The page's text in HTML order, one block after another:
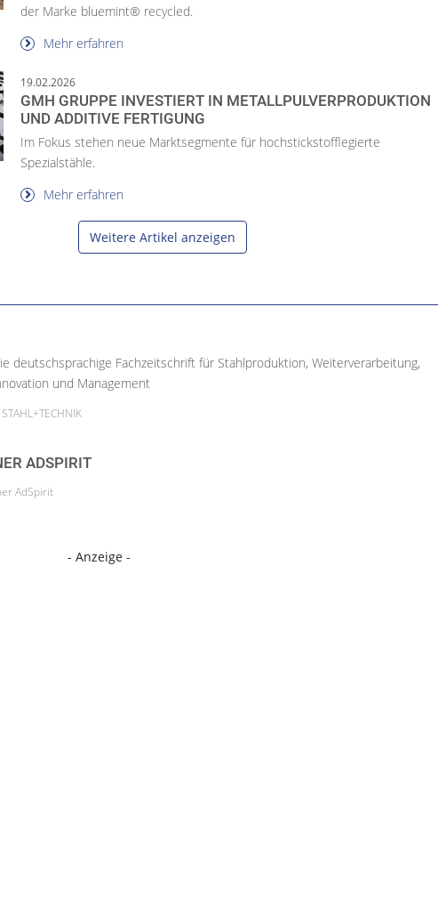
der Marke bluemint® recycled.
Mehr erfahren
19.02.2026
GMH GRUPPE INVESTIERT IN METALLPULVERPRODUKTION
UND ADDITIVE FERTIGUNG
Im Fokus stehen neue Marktsegmente für hochstickstofflegierte
Spezialstähle.
Mehr erfahren
Weitere Artikel anzeigen
deutschsprachige Fachzeitschrift für Stahlproduktion, Weiterverarbeitung,
und Management
STAHL+TECHNIK
ADSPIRIT
AdSpirit
- Anzeige -